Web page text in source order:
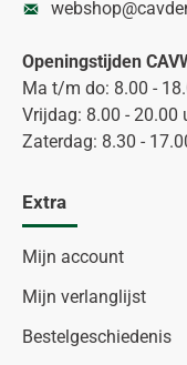
Openingstijden
Ma t/m do: 8.00 -
Vrijdag: 8.00 - 20.00
Zaterdag: 8.30 -
Extra
Mijn account
Mijn verlanglijst
Bestelgeschiedenis